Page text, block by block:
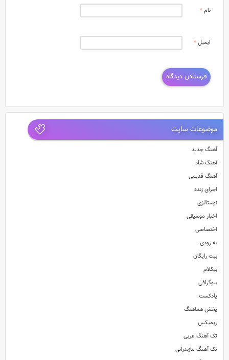
نام*
ایمیل*
موضوعات سایت
آهنگ جدید
آهنگ شاد
آهنگ قدیمی
اجرای زنده
نوستالژی
اخبار موسیقی
اختصاصی
به زودی
بیت رایگان
بیکلام
بیوگرافی
پادکست
پخش هماهنگ
ریمیکس
تک آهنگ عربی
تک آهنگ مازندرانی